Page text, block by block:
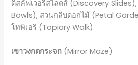
ดิสคัฟเวอรีสไลดส์ (Discovery
Bowls), สวนกลีบดอกไม้ (Petal
โทพิเอริ (Topiary Walk)
เขาวงกตกระจก (Mirror Maze)